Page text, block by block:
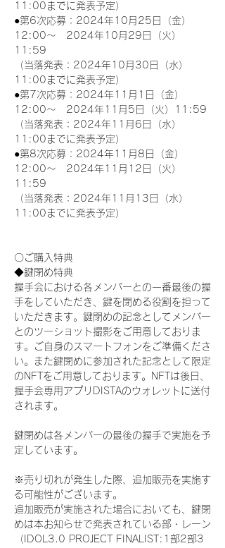
11:00までに発表予定）
●第6次応募：2024年10月25日（金）
12:00～　2024年10月29日（火）
11:59
（当落発表：2024年10月30日（水）
11:00までに発表予定）
●第7次応募：2024年11月1日（金）
12:00～　2024年11月5日（火）11:59
（当落発表：2024年11月6日（水）
11:00までに発表予定）
●第8次応募：2024年11月8日（金）
12:00～　2024年11月12日（火）
11:59
（当落発表：2024年11月13日（水）
11:00までに発表予定）
〇ご購入特典
◆鍵閉め特典
握手会における各メンバーとの一番最後の握
手をしていただき、鍵を閉める役割を担って
いただきます。鍵閉めの記念としてメンバー
とのツーショット撮影をご用意しておりま
す。ご自身のスマートフォンをご準備くださ
い。また鍵閉めに参加された記念として限定
のNFTをご用意しております。NFTは後日、
握手会専用アプリDISTAのウォレットに送付
されます。
鍵閉めは各メンバーの最後の握手で実施を予
定しています。
※売り切れが発生した際、追加販売を実施す
る可能性がございます。
追加販売が実施された場合においても、鍵閉
めは本お知らせで発表されている部・レーン
（IDOL3.0 PROJECT FINALIST:1部2部3